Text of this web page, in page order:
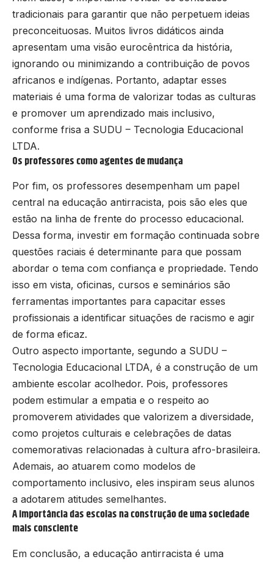
tradicionais para garantir que não perpetuem ideias
preconceituosas. Muitos livros didáticos ainda
apresentam uma visão eurocêntrica da história,
ignorando ou minimizando a contribuição de povos
africanos e indígenas. Portanto, adaptar esses
materiais é uma forma de valorizar todas as culturas
e promover um aprendizado mais inclusivo,
conforme frisa a SUDU – Tecnologia Educacional
LTDA.
Os professores como agentes de mudança
Por fim, os professores desempenham um papel
central na educação antirracista, pois são eles que
estão na linha de frente do processo educacional.
Dessa forma, investir em formação continuada sobre
questões raciais é determinante para que possam
abordar o tema com confiança e propriedade. Tendo
isso em vista, oficinas, cursos e seminários são
ferramentas importantes para capacitar esses
profissionais a identificar situações de racismo e agir
de forma eficaz.
Outro aspecto importante, segundo a SUDU –
Tecnologia Educacional LTDA, é a construção de um
ambiente escolar acolhedor. Pois, professores
podem estimular a empatia e o respeito ao
promoverem atividades que valorizem a diversidade,
como projetos culturais e celebrações de datas
comemorativas relacionadas à cultura afro-brasileira.
Ademais, ao atuarem como modelos de
comportamento inclusivo, eles inspiram seus alunos
a adotarem atitudes semelhantes.
A importância das escolas na construção de uma sociedade
mais consciente
Em conclusão, a educação antirracista é uma